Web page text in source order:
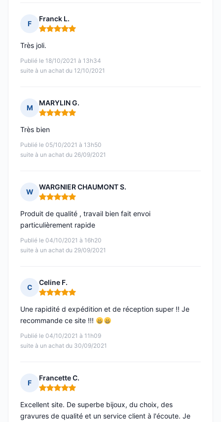
F
Franck L.
Note : 5 sur 5
Publié le 18/10/2021 à 13h34
suite à un achat du 12/10/2021
Très joli.
M
MARYLIN G.
Note : 5 sur 5
Publié le 05/10/2021 à 13h50
suite à un achat du 26/09/2021
Très bien
W
WARGNIER CHAUMONT S.
Note : 5 sur 5
Publié le 04/10/2021 à 16h20
suite à un achat du 29/09/2021
Produit de qualité , travail bien fait envoi
particulièrement rapide
C
Celine F.
Note : 5 sur 5
Publié le 04/10/2021 à 11h09
suite à un achat du 30/09/2021
Une rapidité d expédition et de réception super !! Je
recommande ce site !!!
F
Francette C.
Note : 5 sur 5
Excellent site. De superbe bijoux, du choix, des
gravures de qualité et un service client à l'écoute. Je